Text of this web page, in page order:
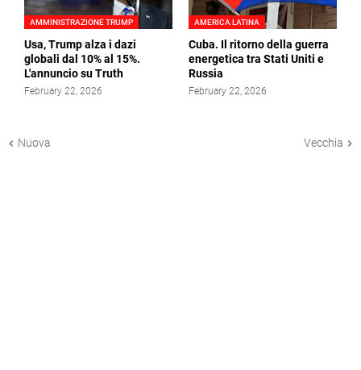
AMMINISTRAZIONE TRUMP
Usa, Trump alza i dazi
globali dal 10% al 15%.
L'annuncio su Truth
February 22, 2026
AMERICA LATINA
Cuba. Il ritorno della guerra
energetica tra Stati Uniti e
Russia
February 22, 2026
Nuova Vecchia